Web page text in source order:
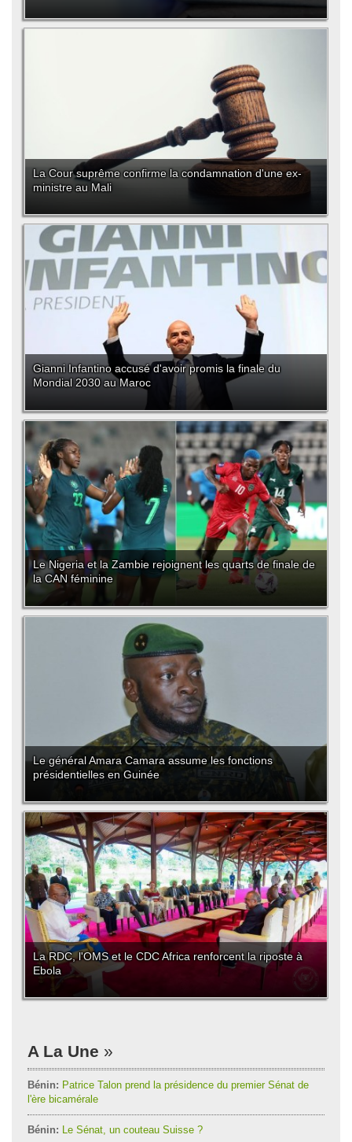
La Cour suprême confirme la condamnation d'une ex-
ministre au Mali
Gianni Infantino accusé d'avoir promis la finale du
Mondial 2030 au Maroc
Le Nigeria et la Zambie rejoignent les quarts de finale de
la CAN féminine
Le général Amara Camara assume les fonctions
présidentielles en Guinée
La RDC, l'OMS et le CDC Africa renforcent la riposte à
Ebola
A La Une
Bénin: Patrice Talon prend la présidence du premier Sénat de
l'ère bicamérale
Bénin: Le Sénat, un couteau Suisse ?